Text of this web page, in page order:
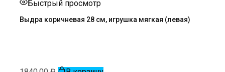
Быстрый просмотр
Выдра коричневая 28 см, игрушка мягкая (левая)